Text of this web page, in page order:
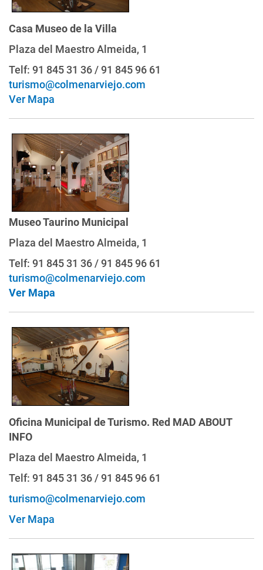
Casa Museo de la Villa
Plaza del Maestro Almeida, 1
Telf: 91 845 31 36 / 91 845 96 61
turismo@colmenarviejo.com
Ver Mapa
Museo Taurino Municipal
Plaza del Maestro Almeida, 1
Telf: 91 845 31 36 / 91 845 96 61
turismo@colmenarviejo.com
Ver Mapa
Oficina Municipal de Turismo. Red MAD ABOUT
INFO
Plaza del Maestro Almeida, 1
Telf: 91 845 31 36 / 91 845 96 61
turismo@colmenarviejo.com
Ver Mapa